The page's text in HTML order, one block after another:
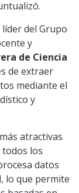
líder del Grupo
y
de Ciencia
de extraer
mediante el
y
atractivas
los
datos
lo que permite